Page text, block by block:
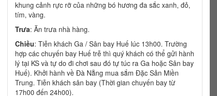
khung cảnh rực rỡ của những bó hương đa sắc xanh, đỏ,
tím, vàng.
Trưa: Ăn trưa nhà hàng.
Chiều: Tiễn khách Ga / Sân bay Huế lúc 13h00. Trường
hợp các chuyến bay Huế trễ thì quý khách có thể gửi hành
lý tại KS và tự do đi chơi sau đó tự túc ra Ga hoặc Sân bay
Huế). Khởi hành về Đà Nẵng mua sắm Đặc Sản Miền
Trung. Tiễn khách sân bay (Thời gian chuyến bay từ
17h00 đến 24h00).